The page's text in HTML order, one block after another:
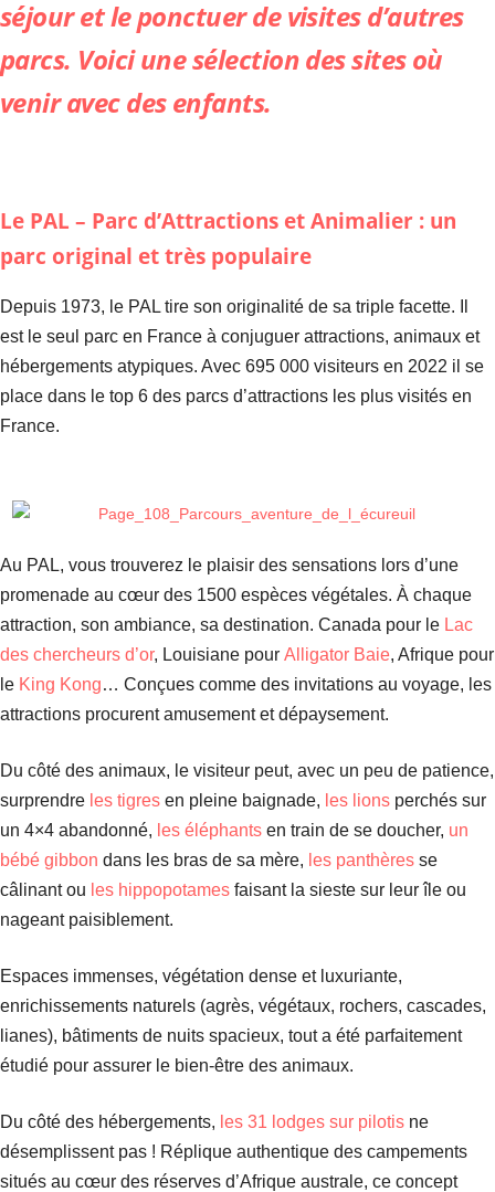
séjour et le ponctuer de visites d’autres
parcs. Voici une sélection des sites où
venir avec des enfants.
Le PAL – Parc d’Attractions et Animalier : un
parc original et très populaire
Depuis 1973, le PAL tire son originalité de sa triple facette. Il
est le seul parc en France à conjuguer attractions, animaux et
hébergements atypiques. Avec 695 000 visiteurs en 2022 il se
place dans le top 6 des parcs d’attractions les plus visités en
France.
Au PAL, vous trouverez le plaisir des sensations lors d’une
promenade au cœur des 1500 espèces végétales. À chaque
attraction, son ambiance, sa destination. Canada pour le Lac
des chercheurs d’or, Louisiane pour Alligator Baie, Afrique pour
le King Kong… Conçues comme des invitations au voyage, les
attractions procurent amusement et dépaysement.
Du côté des animaux, le visiteur peut, avec un peu de patience,
surprendre les tigres en pleine baignade, les lions perchés sur
un 4×4 abandonné, les éléphants en train de se doucher, un
bébé gibbon dans les bras de sa mère, les panthères se
câlinant ou les hippopotames faisant la sieste sur leur île ou
nageant paisiblement.
Espaces immenses, végétation dense et luxuriante,
enrichissements naturels (agrès, végétaux, rochers, cascades,
lianes), bâtiments de nuits spacieux, tout a été parfaitement
étudié pour assurer le bien-être des animaux.
Du côté des hébergements, les 31 lodges sur pilotis ne
désemplissent pas ! Réplique authentique des campements
situés au cœur des réserves d’Afrique australe, ce concept